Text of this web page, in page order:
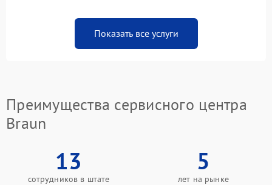
Показать все услуги
Преимущества сервисного центра
Braun
13
сотрудников в штате
5
лет на рынке